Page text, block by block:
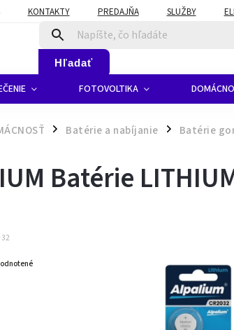
KONTAKTY PREDAJŇA SLUŽBY
Hľadať
FOTOVOLTIKA
/ Batérie a nabíjanie / Batérie
Batérie